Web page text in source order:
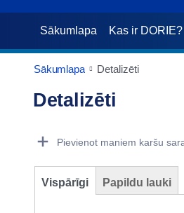
Sākumlapa Kas ir DORIE?
Sākumlapa Detalizēti
Detalizēti
Pievienot maniem karšu
Vispārīgi Papildu lauki